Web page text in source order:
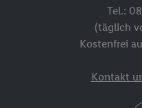
Tel.:
(täglich
Kostenfrei
Kontakt